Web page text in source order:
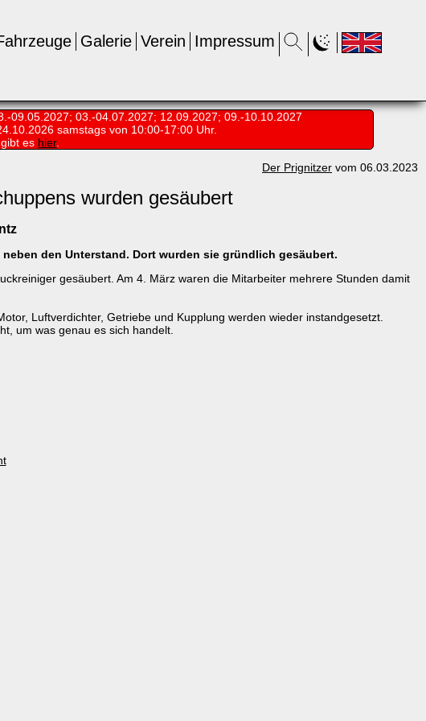
Impressum
Verein
Galerie
09.05.2027; 03.-04.07.2027; 12.09.2027; 09.-10.10.2027
samstags von 10:00-17:00 Uhr.
es hier.
Der Prignitzer vom 06.03.2023
wurden gesäubert
den Unterstand. Dort wurden sie gründlich gesäubert.
gesäubert. Am 4. März waren die Mitarbeiter mehrere Stunden damit
Luftverdichter, Getriebe und Kupplung werden wieder instandgesetzt.
um was genau es sich handelt.